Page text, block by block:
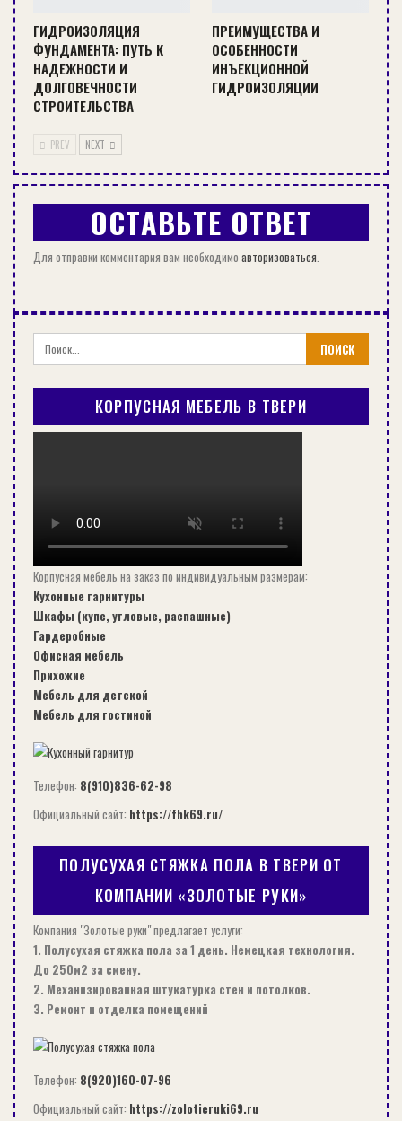
слипался при транспортировке. Такая кровля
имеет несколько видов, при этом описание и
характеристики всех кровельных материалов
похожи, но каждый производитель пытается
внести какие-то дополнительные особенности в
свою продукцию.
СЕЙЧАС ЧИТАЮТ:
ПЛЮСЫ АРЕНДЫ КОНТЕЙНЕРА ДЛЯ ХРАНЕНИЯ ВЕЩЕЙ
СТРОИТЕЛЬСТВО
КАКОЙ СРОК СЛУЖБЫ МЕТАЛЛОЧЕРЕПИЦЫ?
ГИДРОИЗОЛЯЦИЯ
ФУНДАМЕНТА: ПУТЬ К
НАДЕЖНОСТИ И
ДОЛГОВЕЧНОСТИ
СТРОИТЕЛЬСТВА
ПРЕИМУЩЕСТВА И
ОСОБЕННОСТИ
ИНЪЕКЦИОННОЙ
ГИДРОИЗОЛЯЦИИ
PREV NEXT
ОСТАВЬТЕ ОТВЕТ
Для отправки комментария вам необходимо авторизоваться.
КОРПУСНАЯ МЕБЕЛЬ В ТВЕРИ
Корпусная мебель на заказ по индивидуальным размерам:
Кухонные гарнитуры
Шкафы (купе, угловые, распашные)
Гардеробные
Офисная мебель
Прихожие
Мебель для детской
Мебель для гостиной
Телефон: 8(910)836-62-98
Официальный сайт: https://fhk69.ru/
ПОЛУСУХАЯ СТЯЖКА ПОЛА В ТВЕРИ ОТ
КОМПАНИИ «ЗОЛОТЫЕ РУКИ»
Компания "Золотые руки" предлагает услуги:
1. Полусухая стяжка пола за 1 день. Немецкая технология.
До 250м2 за смену.
2. Механизированная штукатурка стен и потолков.
3. Ремонт и отделка помещений
Телефон: 8(920)160-07-96
Официальный сайт: https://zolotieruki69.ru